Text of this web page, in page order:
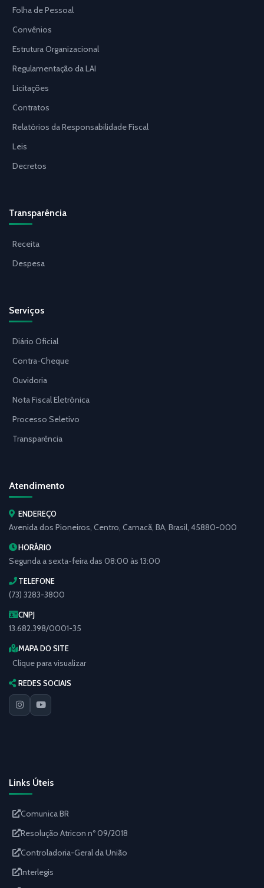
Folha de Pessoal
Convênios
Estrutura Organizacional
Regulamentação da LAI
Licitações
Contratos
Relatórios da Responsabilidade Fiscal
Leis
Decretos
Transparência
Receita
Despesa
Serviços
Diário Oficial
Contra-Cheque
Ouvidoria
Nota Fiscal Eletrônica
Processo Seletivo
Transparência
Atendimento
ENDEREÇO
Avenida dos Pioneiros, Centro, Camacã, BA, Brasil, 45880-000
HORÁRIO
Segunda a sexta-feira das 08:00 às 13:00
TELEFONE
(73) 3283-3800
CNPJ
13.682.398/0001-35
MAPA DO SITE
Clique para visualizar
REDES SOCIAIS
Links Úteis
Comunica BR
Resolução Atricon nº 09/2018
Controladoria-Geral da União
Interlegis